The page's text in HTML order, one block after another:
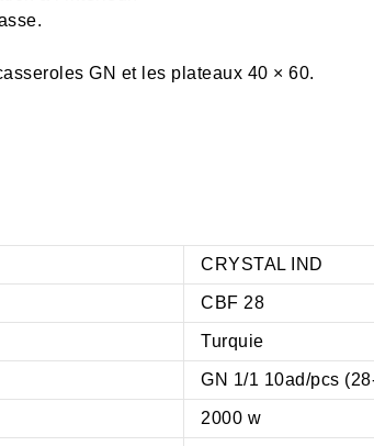
GN et les plateaux 40 × 60.
CRYSTAL IND
CBF 28
Turquie
GN 1/1 10ad/pcs
2000 w